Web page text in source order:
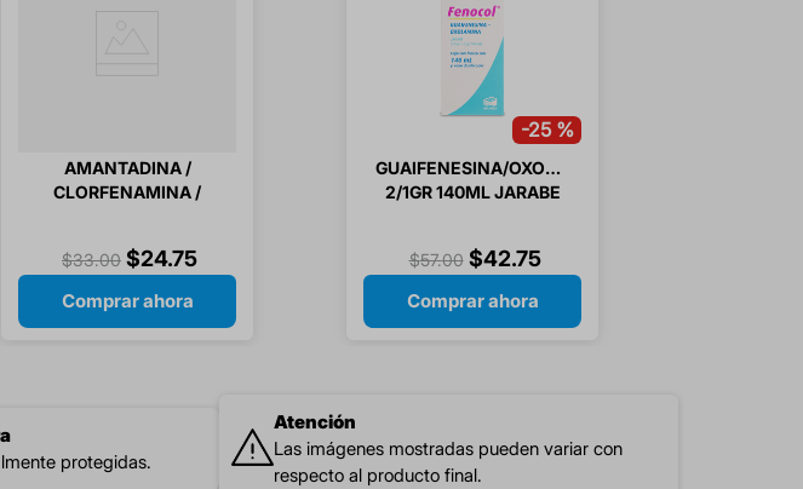
AMANTADINA /
CLORFENAMINA /
$33.00 $24.75
Comprar ahora
-25 %
GUAIFENESINA/OXOLAMINA
2/1GR 140ML JARABE
$57.00 $42.75
Comprar ahora
protegidas.
Atención
Las imágenes mostradas pueden variar con
respecto al producto final.